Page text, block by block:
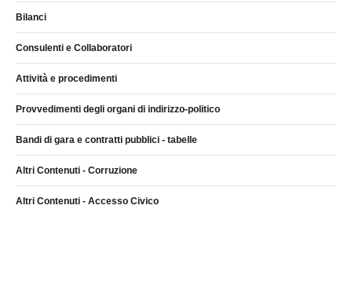
Bilanci
Consulenti e Collaboratori
Attività e procedimenti
Provvedimenti degli organi di indirizzo-politico
Bandi di gara e contratti pubblici - tabelle
Altri Contenuti - Corruzione
Altri Contenuti - Accesso Civico